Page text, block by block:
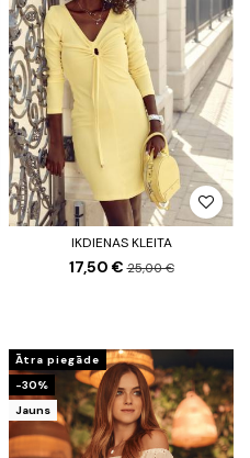
IKDIENAS KLEITA
17,50 €25,00 €
Ātra piegāde
-30%
Jauns